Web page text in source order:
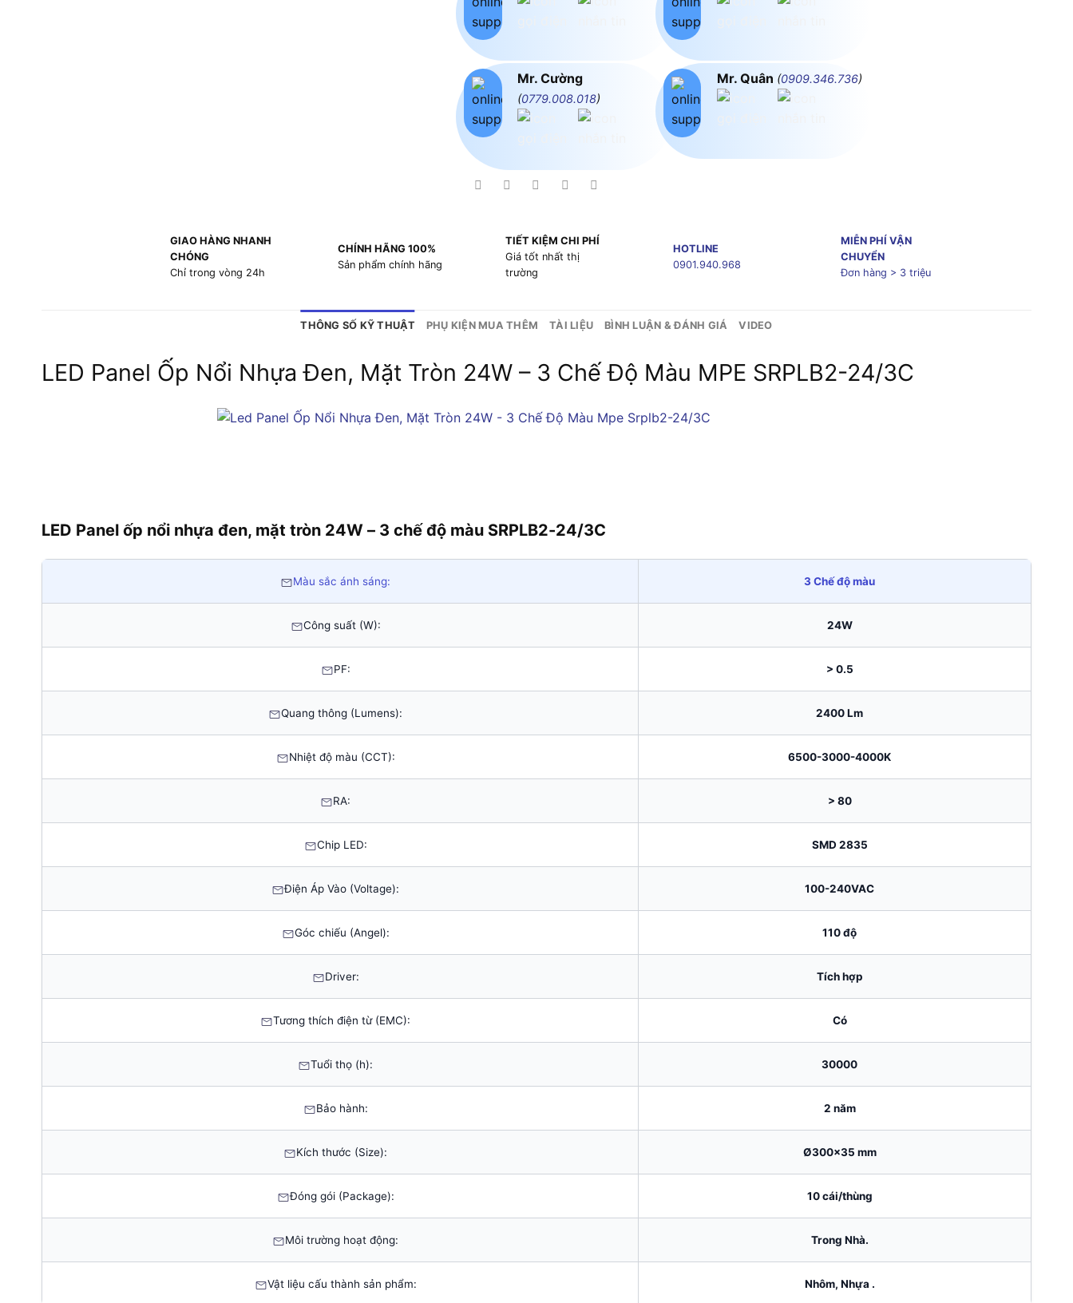
Mr. Cường
(0779.008.018)
Mr. Quân (0909.346.736)
GIAO HÀNG NHANH
CHÓNG
Chỉ trong vòng 24h
CHÍNH HÃNG 100%
Sản phẩm chính hãng
TIẾT KIỆM CHI PHÍ
Giá tốt nhất thị
trường
HOTLINE
0901.940.968
MIỄN PHÍ VẬN
CHUYỂN
Đơn hàng > 3 triệu
THÔNG SỐ KỸ THUẬT PHỤ KIỆN MUA THÊM TÀI LIỆU BÌNH LUẬN & ĐÁNH GIÁ VIDEO
LED Panel Ốp Nổi Nhựa Đen, Mặt Tròn 24W – 3 Chế Độ Màu MPE SRPLB2-24/3C
LED Panel ốp nổi nhựa đen, mặt tròn 24W – 3 chế độ màu SRPLB2-24/3C
Màu sắc ánh sáng: 3 Chế độ màu
Công suất (W): 24W
PF: > 0.5
Quang thông (Lumens): 2400 Lm
Nhiệt độ màu (CCT): 6500-3000-4000K
RA: > 80
Chip LED: SMD 2835
Điện Áp Vào (Voltage): 100-240VAC
Góc chiếu (Angel): 110 độ
Driver: Tích hợp
Tương thích điện từ (EMC): Có
Tuổi thọ (h): 30000
Bảo hành: 2 năm
Kích thước (Size): Ø300×35 mm
Đóng gói (Package): 10 cái/thùng
Môi trường hoạt động: Trong Nhà.
Vật liệu cấu thành sản phẩm: Nhôm, Nhựa .